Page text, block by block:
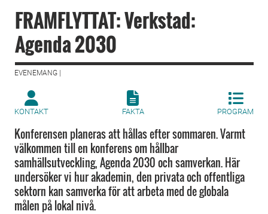
FRAMFLYTTAT: Verkstad:
Agenda 2030
EVENEMANG |
KONTAKT FAKTA PROGRAM
Konferensen planeras att hållas efter sommaren. Varmt
välkommen till en konferens om hållbar
samhällsutveckling, Agenda 2030 och samverkan. Här
undersöker vi hur akademin, den privata och offentliga
sektorn kan samverka för att arbeta med de globala
målen på lokal nivå.